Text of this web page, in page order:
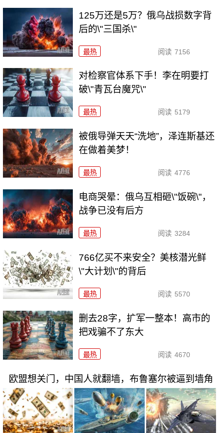
125万还是5万？俄乌战损数字背
后的\"三国杀\"
最热 阅读 7156
对检察官体系下手！李在明要打
破\"青瓦台魔咒\"
最热 阅读 5179
被俄导弹天天“洗地”，泽连斯基还
在做着美梦！
最热 阅读 4776
电商哭晕：俄乌互相砸\"饭碗\"，
战争已没有后方
最热 阅读 3284
766亿买不来安全？美核潜光鲜
\"大计划\"的背后
最热 阅读 5570
删去28字，扩军一整本！高市的
把戏骗不了东大
最热 阅读 4670
欧盟想关门，中国人就翻墙，布鲁塞尔被逼到墙角